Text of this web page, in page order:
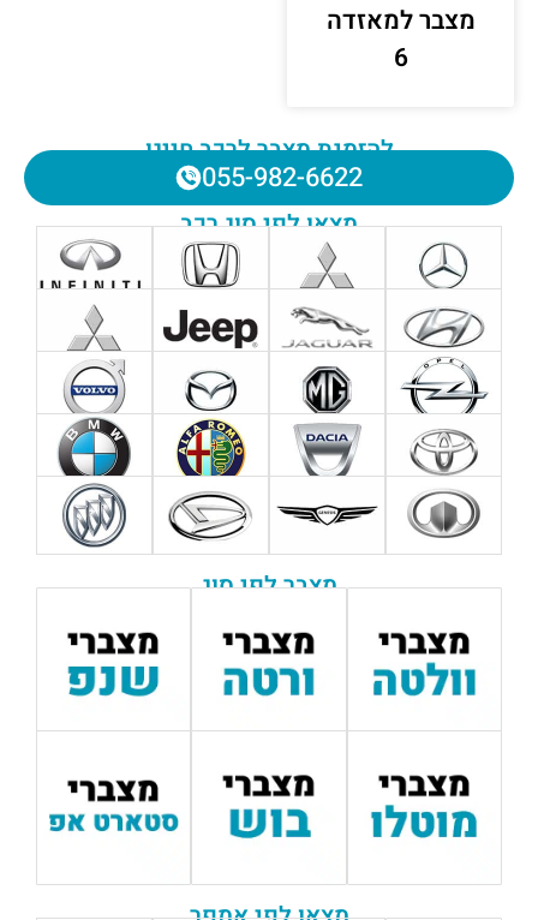
להזמנת מצבר לרכב חייגו
055-982-6622
מצאו לפי סוג רכב
מצבר לפי סוג
מצבר למאזדה
6